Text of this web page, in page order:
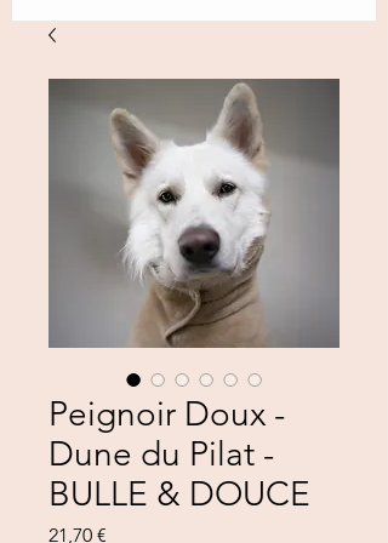
Peignoir Doux -
Dune du Pilat -
BULLE & DOUCE
21,70 €